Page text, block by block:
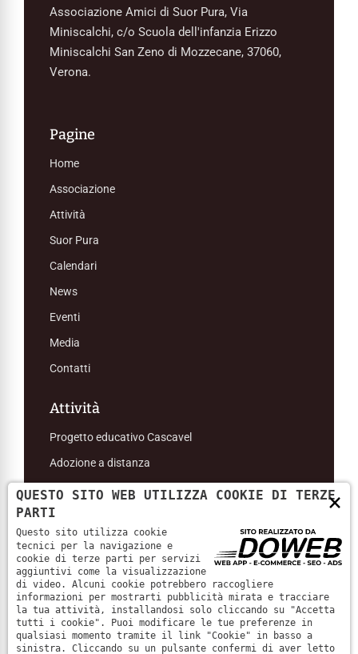
Associazione Amici di Suor Pura, Via
Miniscalchi, c/o Scuola dell'infanzia Erizzo
Miniscalchi San Zeno di Mozzecane, 37060,
Verona.
Pagine
Home
Associazione
Attività
Suor Pura
Calendari
News
Eventi
Media
Contatti
Attività
Progetto educativo Cascavel
Adozione a distanza
Informativa sulla privacy
Cookie policy
Associazione Amici di Suor Pura Pagani|P. IVA: 93180980232
×
QUESTO SITO WEB UTILIZZA COOKIE DI TERZE
PARTI
Questo sito utilizza cookie
tecnici per la navigazione e
cookie di terze parti per servizi
aggiuntivi come la visualizzazione
di video. Alcuni cookie potrebbero raccogliere
informazioni per mostrarti pubblicità mirata e tracciare
la tua attività, installandosi solo cliccando su "Accetta
tutti i cookie". Puoi modificare le tue preferenze in
qualsiasi momento tramite il link "Cookie" in basso a
sinistra. Cliccando su un pulsante confermi di aver letto